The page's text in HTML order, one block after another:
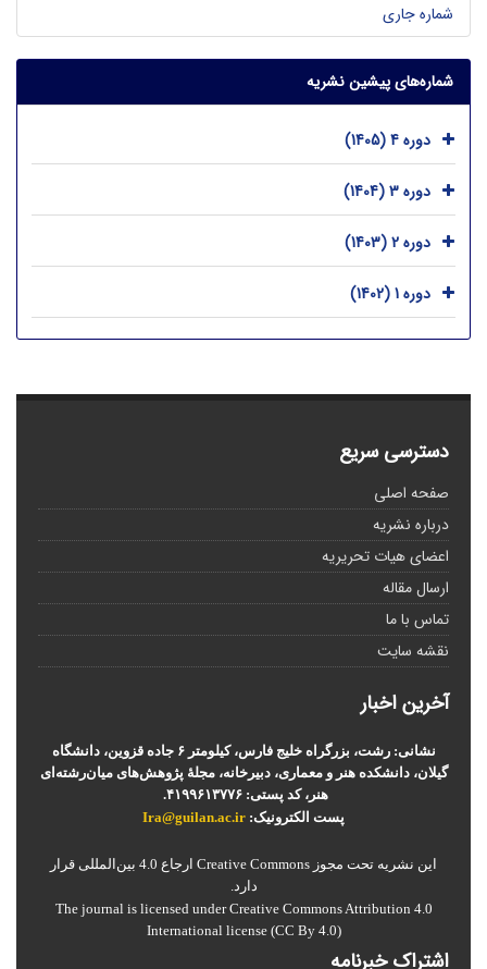
شماره جاری
شماره‌های پیشین نشریه
دوره 4 (1405)
دوره 3 (1404)
دوره 2 (1403)
دوره 1 (1402)
دسترسی سریع
صفحه اصلی
درباره نشریه
اعضای هیات تحریریه
ارسال مقاله
تماس با ما
نقشه سایت
آخرین اخبار
نشانی: رشت، بزرگراه خلیج فارس، کیلومتر ۶ جاده قزوین، دانشگاه
گیلان، دانشکده هنر و معماری، دبیرخانه، مجلۀ پژوهش‌های میان‌رشته‌ای
هنر، کد پستی: ۴۱۹۹۶۱۳۷۷۶.
پست الکترونیک: Ira@guilan.ac.ir
این نشریه تحت مجوز Creative Commons ارجاع 4.0 بین‌المللی قرار
دارد.
The journal is licensed under Creative Commons Attribution 4.0
International license (CC By 4.0)
اشتراک خبرنامه